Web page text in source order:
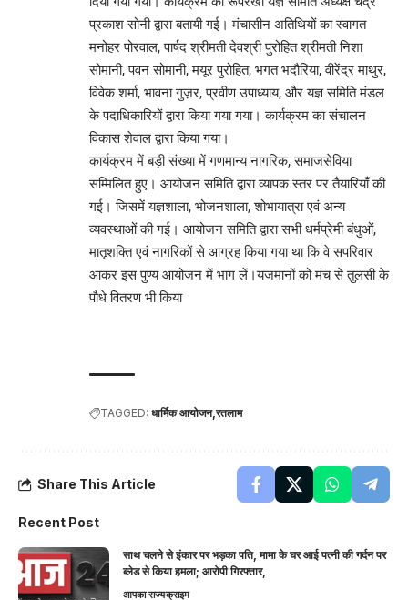
प्रकाश सोनी द्वारा बतायी गई। मंचासीन अतिथियों का स्वागत
मनोहर पोरवाल, पार्षद श्रीमती देवश्री पुरोहित श्रीमती निशा
सोमानी, पवन सोमानी, मयूर पुरोहित, भगत भदौरिया, वीरेंद्र माथुर,
विवेक शर्मा, भावना गुज़र, प्रवीण उपाध्याय, और यज्ञ समिति मंडल
के पदाधिकारियों द्वारा किया गया गया। कार्यक्रम का संचालन
विकास शेवाल द्वारा किया गया।
कार्यक्रम में बड़ी संख्या में गणमान्य नागरिक, समाजसेविया
सम्मिलित हुए। आयोजन समिति द्वारा व्यापक स्तर पर तैयारियाँ की
गई। जिसमें यज्ञशाला, भोजनशाला, शोभायात्रा एवं अन्य
व्यवस्थाओं की गई। आयोजन समिति द्वारा सभी धर्मप्रेमी बंधुओं,
मातृशक्ति एवं नागरिकों से आग्रह किया गया था कि वे सपरिवार
आकर इस पुण्य आयोजन में भाग लें।यजमानों को मंच से तुलसी के
पौधे वितरण भी किया
TAGGED: धार्मिक आयोजन रतलाम
Share This Article
Recent Post
साथ चलने से इंकार पर भड़का पति, मामा के घर आई पत्नी की गर्दन पर
ब्लेड से किया हमला; आरोपी गिरफ्तार,
आपका राज्यक्राइम